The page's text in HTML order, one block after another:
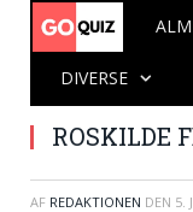
DIVERSE
ROSKILDE
AF REDAKTIONEN DEN 5.